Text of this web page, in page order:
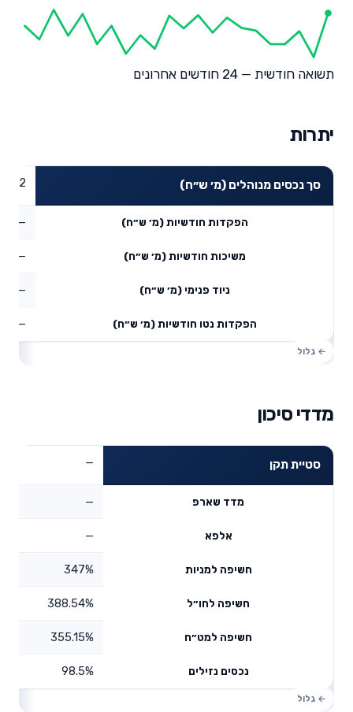
תשואה חודשית — 24 חודשים אחרונים
יתרות
סך נכסים מנוהלים (מ׳ ש״ח)
הפקדות חודשיות (מ׳ ש״ח) —
משיכות חודשיות (מ׳ ש״ח) —
ניוד פנימי (מ׳ ש״ח) —
הפקדות נטו חודשיות (מ׳ ש״ח) —
מדדי סיכון
סטיית תקן —
מדד שארפ —
אלפא —
חשיפה למניות 347%
חשיפה לחו״ל 388.54%
חשיפה למט״ח 355.15%
נכסים נזילים 98.5%